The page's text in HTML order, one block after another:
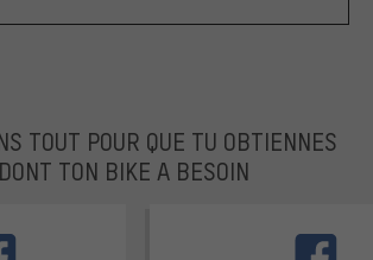
TOUT POUR QUE TU OBTIENNES
TON BIKE A BESOIN